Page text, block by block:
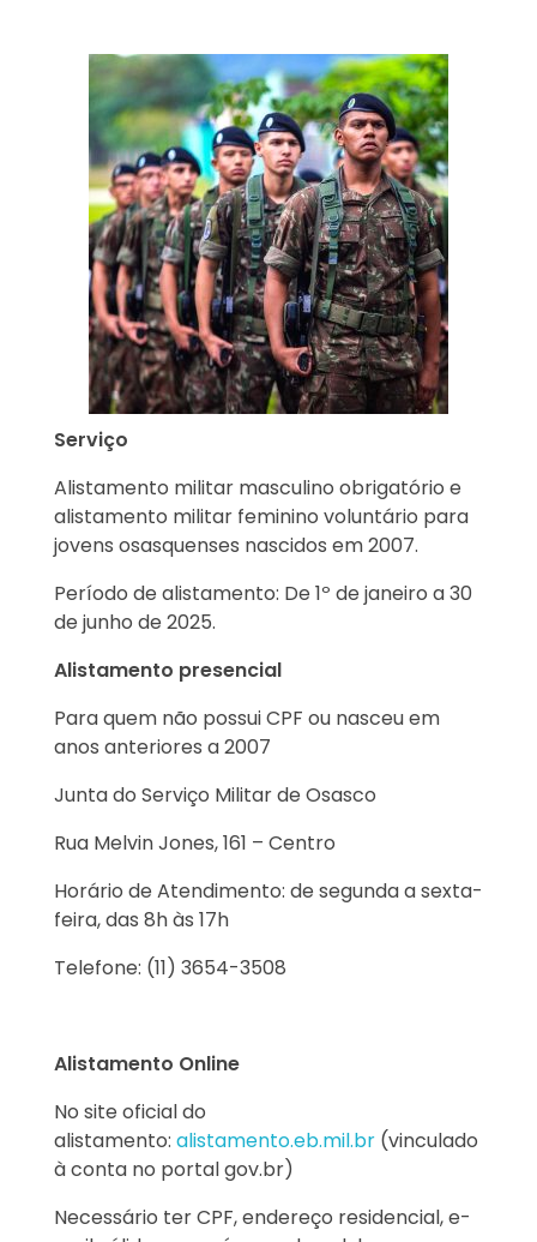
Serviço
Alistamento militar masculino obrigatório e
alistamento militar feminino voluntário para
jovens osasquenses nascidos em 2007.
Período de alistamento: De 1º de janeiro a 30
de junho de 2025.
Alistamento presencial
Para quem não possui CPF ou nasceu em
anos anteriores a 2007
Junta do Serviço Militar de Osasco
Rua Melvin Jones, 161 – Centro
Horário de Atendimento: de segunda a sexta-
feira, das 8h às 17h
Telefone: (11) 3654-3508
Alistamento Online
No site oficial do
alistamento: alistamento.eb.mil.br (vinculado
à conta no portal gov.br)
Necessário ter CPF, endereço residencial, e-